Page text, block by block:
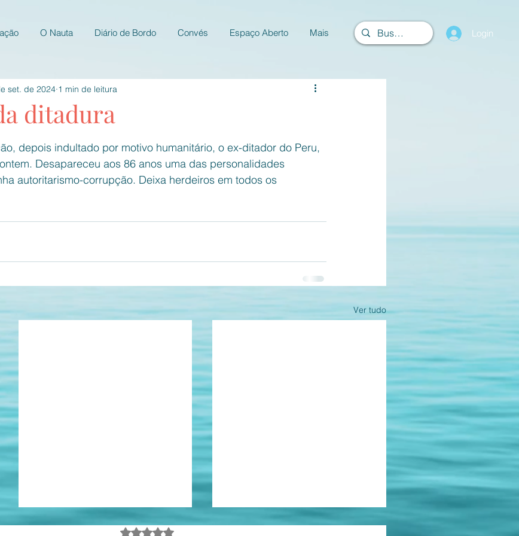
O Nauta Diário de Bordo Convés Espaço Aberto Mais Login
ditadura
set. de 2024 1 min de leitura
depois indultado por motivo humanitário, o ex-ditador do Peru,
Desapareceu aos 86 anos uma das personalidades
autoritarismo-corrupção. Deixa herdeiros em todos os
Ver tudo
Em termos Avaliado com 0 de 5 estrelas.